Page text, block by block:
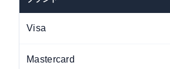
Visa
Mastercard